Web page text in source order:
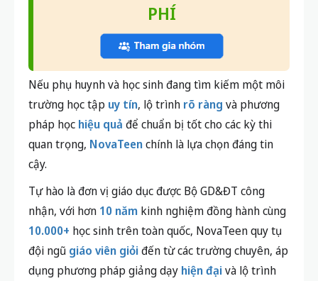
PHÍ
Nếu phụ huynh và học sinh đang tìm kiếm một môi
trường học tập uy tín, lộ trình rõ ràng và phương
pháp học hiệu quả để chuẩn bị tốt cho các kỳ thi
quan trọng, NovaTeenchính là lựa chọn đáng tin
cậy.
Tự hào là đơn vị giáo dục được Bộ GD&ĐT công
nhận, với hơn 10 năm kinh nghiệm đồng hành cùng
10.000+ học sinh trên toàn quốc, NovaTeen quy tụ
đội ngũ giáo viên giỏiđến từ các trường chuyên, áp
dụng phương pháp giảng dạy hiện đạivà lộ trình